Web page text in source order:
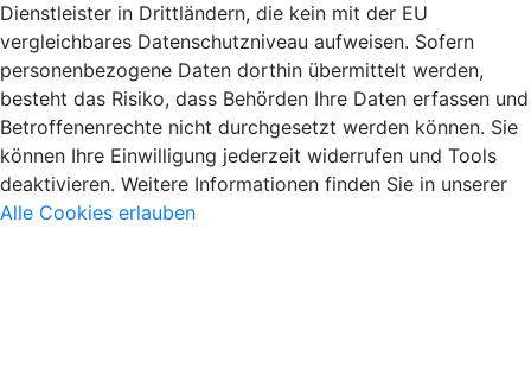
Dienstleister in Drittländern, die kein mit der EU
vergleichbares Datenschutzniveau aufweisen. Sofern
personenbezogene Daten dorthin übermittelt werden,
besteht das Risiko, dass Behörden Ihre Daten erfassen und
Betroffenenrechte nicht durchgesetzt werden können. Sie
können Ihre Einwilligung jederzeit widerrufen und Tools
deaktivieren. Weitere Informationen finden Sie in unserer
Alle Cookies erlauben